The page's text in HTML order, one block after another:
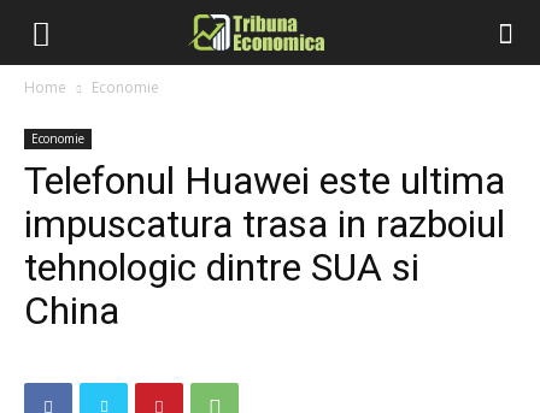
Home Economie
Economie
Telefonul Huawei este ultima
impuscatura trasa in razboiul
tehnologic dintre SUA si
China